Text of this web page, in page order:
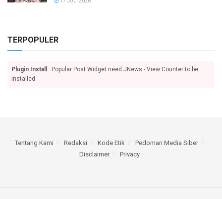
TERPOPULER
Plugin Install
: Popular Post Widget need JNews - View Counter to be
installed
Tentang Kami Redaksi Kode Etik
Pedoman Media Siber
Disclaimer
Privacy